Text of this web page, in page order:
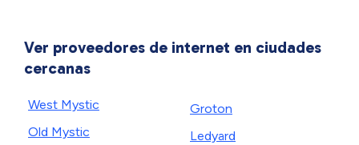
Ver proveedores de internet en ciudades
cercanas
West Mystic
Old Mystic
Groton
Ledyard